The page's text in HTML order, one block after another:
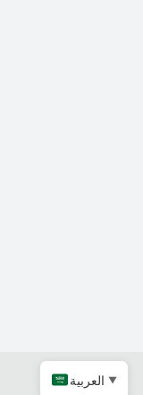
العربية ▼